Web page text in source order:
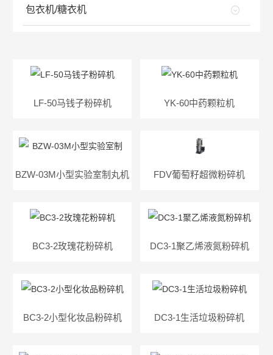
包衣机/糖衣机
LF-50马钱子粉碎机 YK-60中药颗粒机
BZW-03M小型实验室制丸机 FDV葡萄籽超微粉碎机
BC3-2玫瑰花粉碎机 DC3-1聚乙烯液氮粉碎机
BC3-2小型化妆品粉碎机 DC3-1生活垃圾粉碎机